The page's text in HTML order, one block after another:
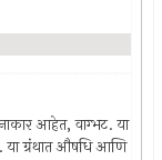
आहेत, वाग्भट. या
या ग्रंथात औषधि आणि